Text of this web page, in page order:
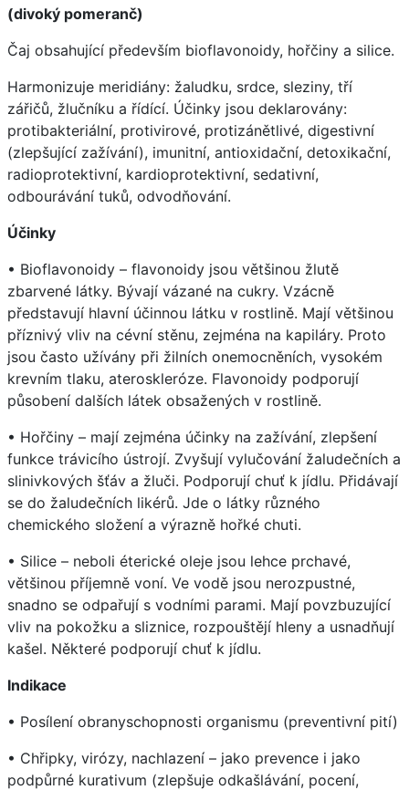
(divoký pomeranč)
Čaj obsahující především bioflavonoidy, hořčiny a silice.
Harmonizuje meridiány: žaludku, srdce, sleziny, tří
zářičů, žlučníku a řídící. Účinky jsou deklarovány:
protibakteriální, protivirové, protizánětlivé, digestivní
(zlepšující zažívání), imunitní, antioxidační, detoxikační,
radioprotektivní, kardioprotektivní, sedativní,
odbourávání tuků, odvodňování.
Účinky
• Bioflavonoidy – flavonoidy jsou většinou žlutě
zbarvené látky. Bývají vázané na cukry. Vzácně
představují hlavní účinnou látku v rostlině. Mají většinou
příznivý vliv na cévní stěnu, zejména na kapiláry. Proto
jsou často užívány při žilních onemocněních, vysokém
krevním tlaku, ateroskleróze. Flavonoidy podporují
působení dalších látek obsažených v rostlině.
• Hořčiny – mají zejména účinky na zažívání, zlepšení
funkce trávicího ústrojí. Zvyšují vylučování žaludečních a
slinivkových šťáv a žluči. Podporují chuť k jídlu. Přidávají
se do žaludečních likérů. Jde o látky různého
chemického složení a výrazně hořké chuti.
• Silice – neboli éterické oleje jsou lehce prchavé,
většinou příjemně voní. Ve vodě jsou nerozpustné,
snadno se odpařují s vodními parami. Mají povzbuzující
vliv na pokožku a sliznice, rozpouštějí hleny a usnadňují
kašel. Některé podporují chuť k jídlu.
Indikace
• Posílení obranyschopnosti organismu (preventivní pití)
• Chřipky, virózy, nachlazení – jako prevence i jako
podpůrné kurativum (zlepšuje odkašlávání, pocení,